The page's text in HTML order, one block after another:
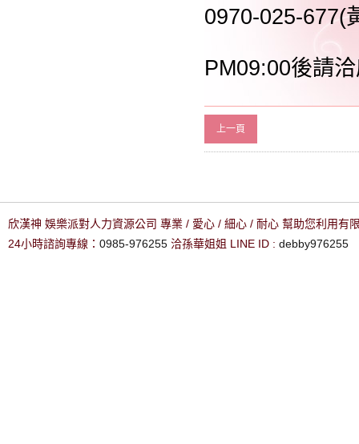
0970-025-677(
PM09:00後請
上一頁
欣漢神 娛樂派對人力資源公司 專業 / 愛心 / 細心 / 耐心 幫助您利用有
24小時諮詢專線： 0985-976255 洽孫華姐姐 LINE ID : debby976255